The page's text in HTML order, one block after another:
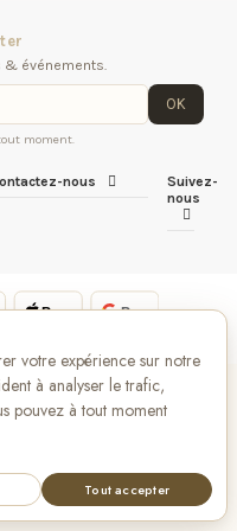
événements.
OK
moment.
nous
Suivez-
nous
Pay Pay
votre expérience sur notre
à analyser le trafic,
pouvez à tout moment
Tout accepter